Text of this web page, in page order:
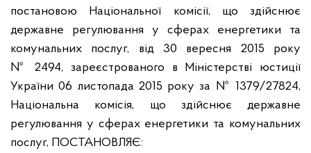
постановою Національної комісії, що здійснює
державне регулювання у сферах енергетики та
комунальних послуг, від 30 вересня 2015 року
№ 2494, зареєстрованого в Міністерстві юстиції
України 06 листопада 2015 року за № 1379/27824,
Національна комісія, що здійснює державне
регулювання у сферах енергетики та комунальних
послуг, ПОСТАНОВЛЯЄ: